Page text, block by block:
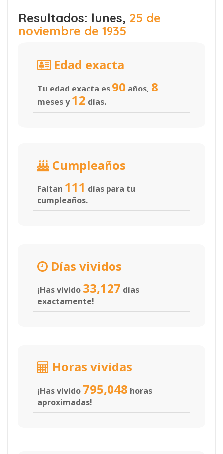
Resultados: lunes, 25 de
noviembre de 1935
Edad exacta
Tu edad exacta es 90 años, 8
meses y12 días.
Cumpleaños
Faltan 111 días para tu
cumpleaños.
Días vividos
¡Has vivido 33,127 días
exactamente!
Horas vividas
¡Has vivido 795,048 horas
aproximadas!